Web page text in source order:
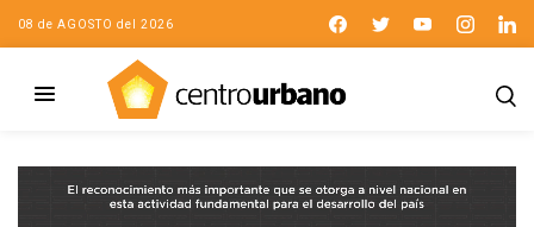
08 de AGOSTO del 2026